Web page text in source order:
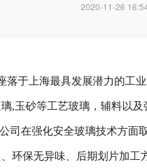
2020-11-26
落于上海最具发展潜力的工
,玉砂等工艺玻璃，辅料以及
司在强化安全玻璃技术方面
环保无异味、后期划片加